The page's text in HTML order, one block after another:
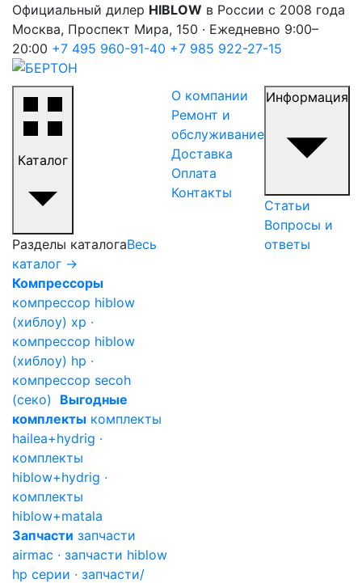
Официальный дилер HIBLOW в России с 2008 года
Москва, Проспект Мира, 150 · Ежедневно 9:00–
20:00 +7 495 960-91-40 +7 985 922-27-15
Каталог
Разделы каталогаВесь
каталог →
Компрессоры
компрессор hiblow
(хиблоу) xp ·
компрессор hiblow
(хиблоу) hp ·
компрессор secoh
(секо)
Выгодные
комплекты комплекты
hailea+hydrig ·
комплекты
hiblow+hydrig ·
комплекты
hiblow+matala
Запчасти запчасти
airmac · запчасти hiblow
hp серии · запчасти/
О компании
Ремонт и
обслуживание
Доставка
Оплата
Контакты
Информация
Статьи
Вопросы и
ответы